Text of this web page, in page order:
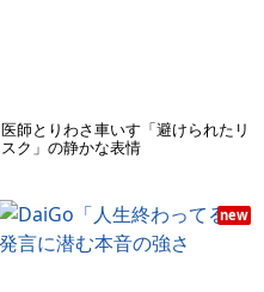
医師とりわさ車いす「避けられたリ
スク」の静かな表情
new